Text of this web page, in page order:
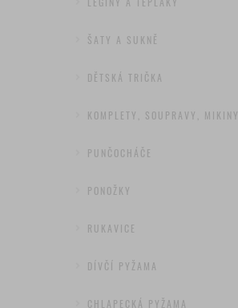
ŠATY A SUKNĚ
DĚTSKÁ TRIČKA
KOMPLETY, SOUPRAVY, MIKINY
PUNČOCHÁČE
PONOŽKY
RUKAVICE
DÍVČÍ PYŽAMA
CHLAPECKÁ PYŽAMA